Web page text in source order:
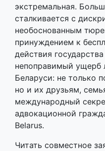
экстремальная.
сталкивается с
необоснованным
принуждением к
действия
непоправимый ущерб
Беларуси: не только
но и их друзьям,
международный
адвокационной
Belarus.
Читать совместное